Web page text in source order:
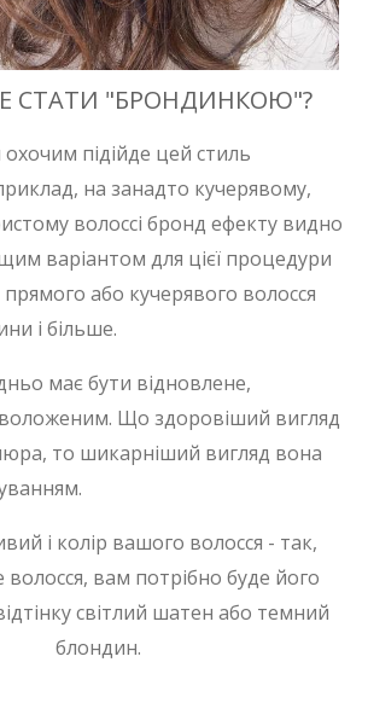
СТАТИ "БРОНДИНКОЮ"?
підійде цей стиль
на занадто кучерявому,
волоссі бронд ефекту видно
варіантом для цієї процедури
або кучерявого волосся
і більше.
має бути відновлене,
Що здоровіший вигляд
то шикарніший вигляд вона
і колір вашого волосся - так,
вам потрібно буде його
світлий шатен або темний
блондин.